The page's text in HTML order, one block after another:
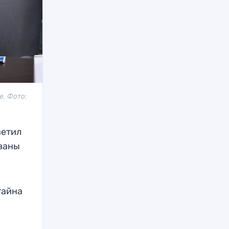
Фото: